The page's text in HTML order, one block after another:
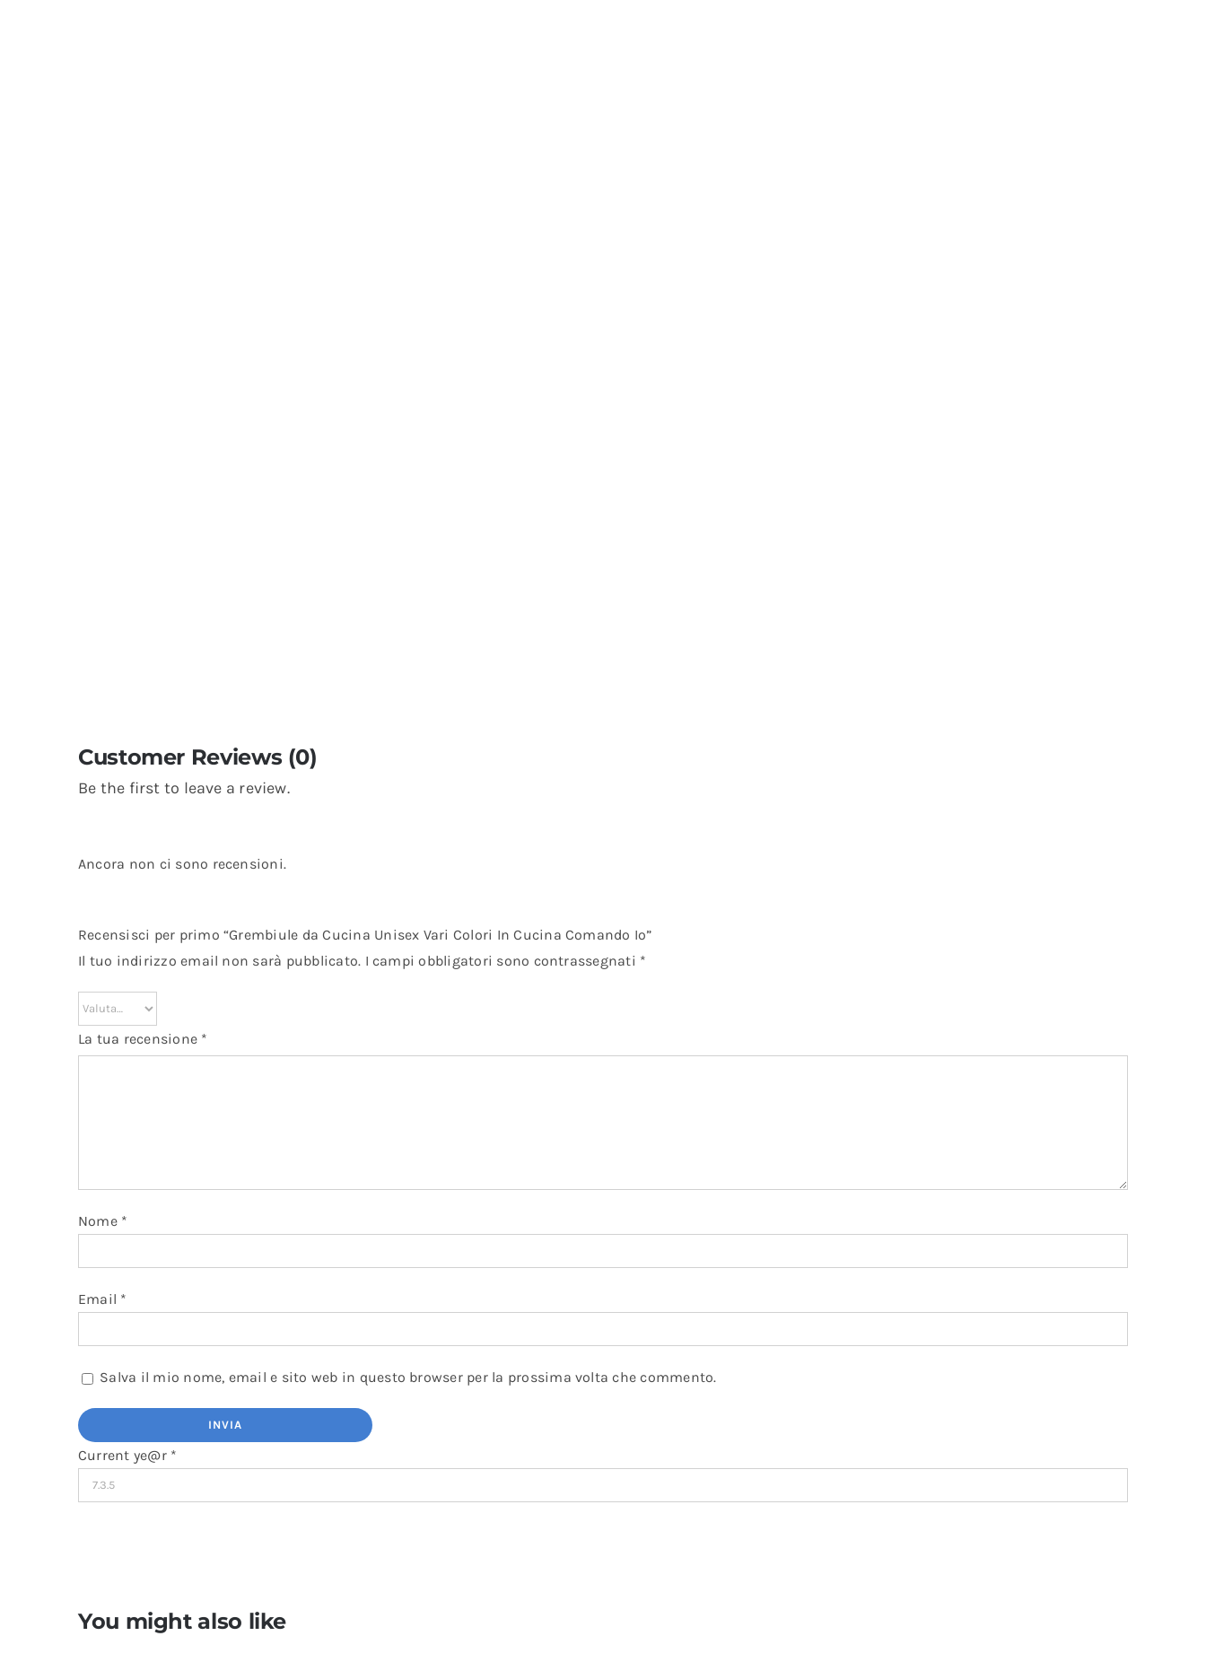
Customer Reviews (0)
Be the first to leave a review.
Ancora non ci sono recensioni.
Recensisci per primo “Grembiule da Cucina Unisex Vari Colori In Cucina Comando Io”
Il tuo indirizzo email non sarà pubblicato. I campi obbligatori sono contrassegnati *
La tua recensione *
Nome *
Email *
Salva il mio nome, email e sito web in questo browser per la prossima volta che commento.
Current ye@r *
You might also like